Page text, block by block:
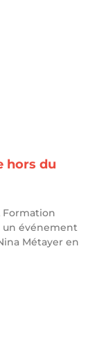
hors du
Formation
un événement
Métayer en